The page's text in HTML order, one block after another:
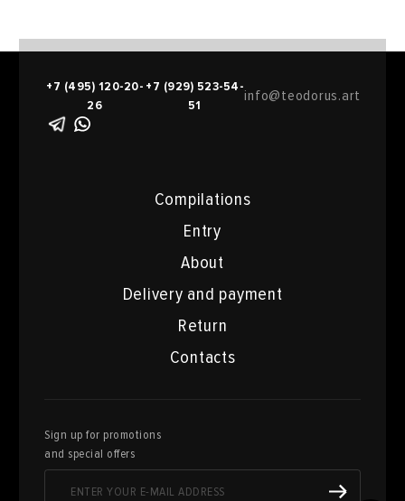
Compilations
Entry
About
Delivery and payment
Return
Contacts
+7 (495) 120-20-
26
+7 (929) 523-54-
51
info@teodorus.art
Sign up for promotions
and special offers